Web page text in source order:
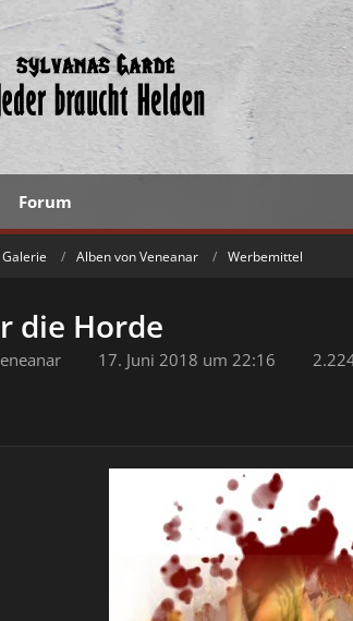
Forum
Galerie Alben von Veneanar Werbemittel
die Horde
17. Juni 2018 um 22:16